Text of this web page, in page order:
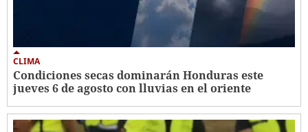
CLIMA
Condiciones secas dominarán Honduras este
jueves 6 de agosto con lluvias en el oriente